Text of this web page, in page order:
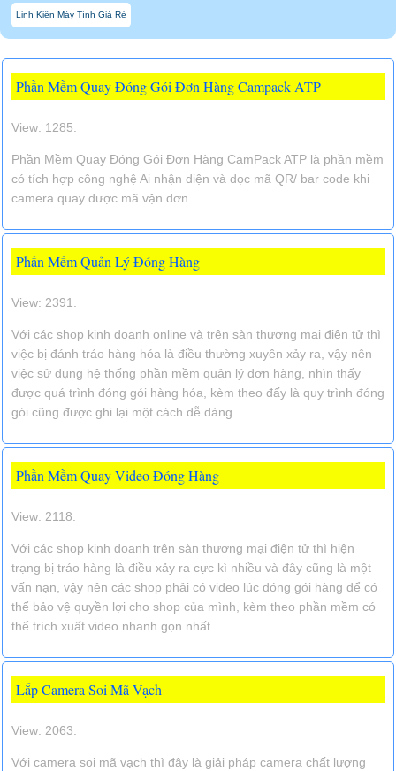
Linh Kiện Máy Tính Giá Rẻ
Phần Mềm Quay Đóng Gói Đơn Hàng Campack ATP
View: 1285.
Phần Mềm Quay Đóng Gói Đơn Hàng CamPack ATP là phần mềm
có tích hợp công nghệ Ai nhận diện và dọc mã QR/ bar code khi
camera quay được mã vận đơn
Phần Mềm Quản Lý Đóng Hàng
View: 2391.
Với các shop kinh doanh online và trên sàn thương mại điện tử thì
việc bị đánh tráo hàng hóa là điều thường xuyên xảy ra, vậy nên
việc sử dụng hệ thống phần mềm quản lý đơn hàng, nhìn thấy
được quá trình đóng gói hàng hóa, kèm theo đấy là quy trình đóng
gói cũng được ghi lại một cách dễ dàng
Phần Mềm Quay Video Đóng Hàng
View: 2118.
Với các shop kinh doanh trên sàn thương mại điện tử thì hiện
trạng bị tráo hàng là điều xảy ra cực kì nhiều và đây cũng là một
vấn nạn, vậy nên các shop phải có video lúc đóng gói hàng để có
thể bảo vệ quyền lợi cho shop của mình, kèm theo phần mềm có
thể trích xuất video nhanh gọn nhất
Lắp Camera Soi Mã Vạch
View: 2063.
Với camera soi mã vạch thì đây là giải pháp camera chất lượng